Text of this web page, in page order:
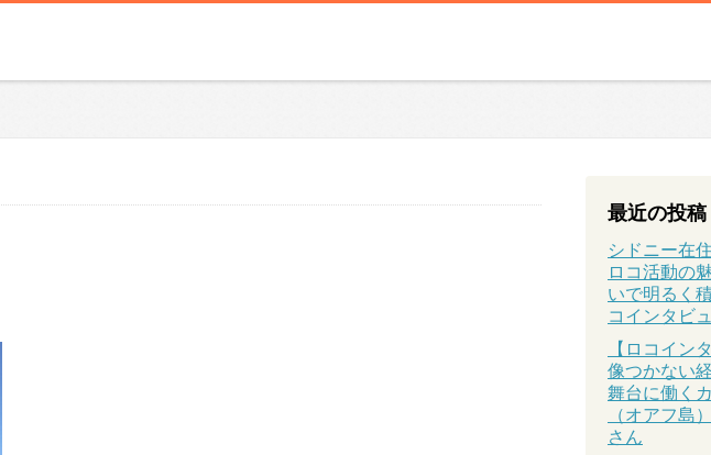
最近の投稿
シドニー在
ロコ活動の
いで明るく
コインタビュ
【ロコイン
像つかない
舞台に働く
（オアフ島
さん